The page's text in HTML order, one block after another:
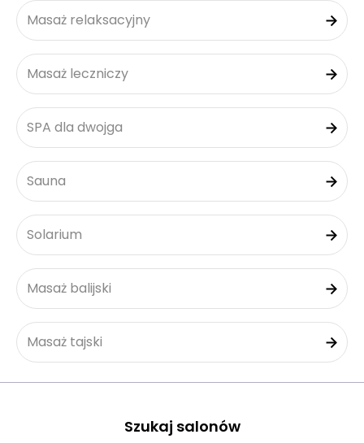
Masaż relaksacyjny
Masaż leczniczy
SPA dla dwojga
Sauna
Solarium
Masaż balijski
Masaż tajski
Szukaj salonów